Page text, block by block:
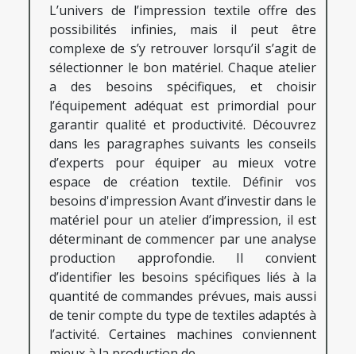
L’univers de l’impression textile offre des
possibilités infinies, mais il peut être
complexe de s’y retrouver lorsqu’il s’agit de
sélectionner le bon matériel. Chaque atelier
a des besoins spécifiques, et choisir
l’équipement adéquat est primordial pour
garantir qualité et productivité. Découvrez
dans les paragraphes suivants les conseils
d’experts pour équiper au mieux votre
espace de création textile. Définir vos
besoins d'impression Avant d’investir dans le
matériel pour un atelier d’impression, il est
déterminant de commencer par une analyse
production approfondie. Il convient
d’identifier les besoins spécifiques liés à la
quantité de commandes prévues, mais aussi
de tenir compte du type de textiles adaptés à
l’activité. Certaines machines conviennent